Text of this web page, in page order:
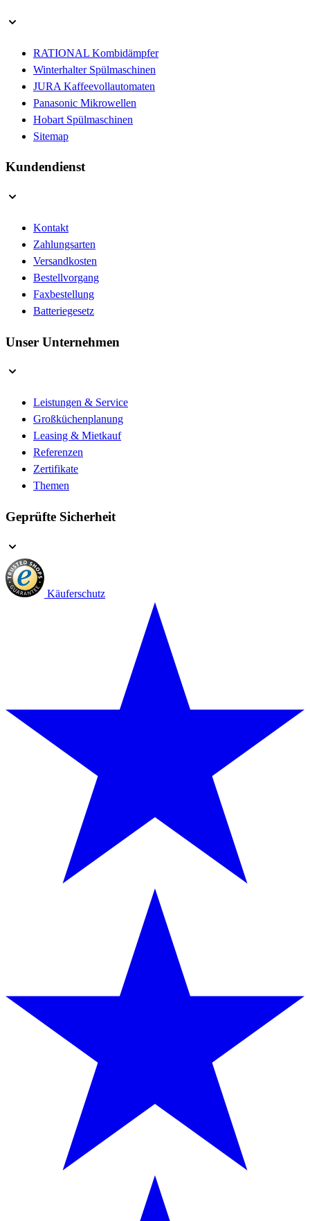
RATIONAL Kombidämpfer
Winterhalter Spülmaschinen
JURA Kaffeevollautomaten
Panasonic Mikrowellen
Hobart Spülmaschinen
Sitemap
Kundendienst
Kontakt
Zahlungsarten
Versandkosten
Bestellvorgang
Faxbestellung
Batteriegesetz
Unser Unternehmen
Leistungen & Service
Großküchenplanung
Leasing & Mietkauf
Referenzen
Zertifikate
Themen
Geprüfte Sicherheit
Käuferschutz